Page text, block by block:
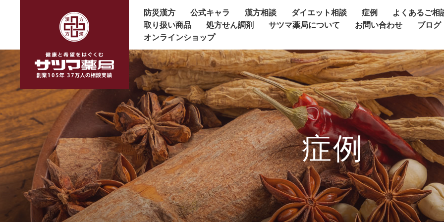
防災漢方 公式キャラ 漢方相談 ダイエット相談 症例
よくあるご相
取り扱い商品
処方せん調剤 サツマ薬局について お問い合わせ
ブログ
オンラインショップ
症例